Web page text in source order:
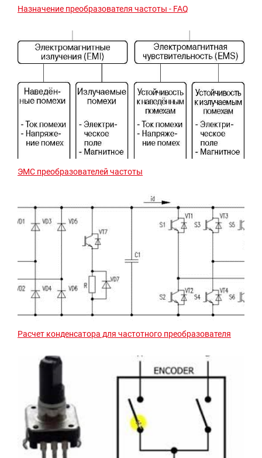
Назначение преобразователя частоты - FAQ
ЭМС преобразователей частоты
Расчет конденсатора для частотного преобразователя